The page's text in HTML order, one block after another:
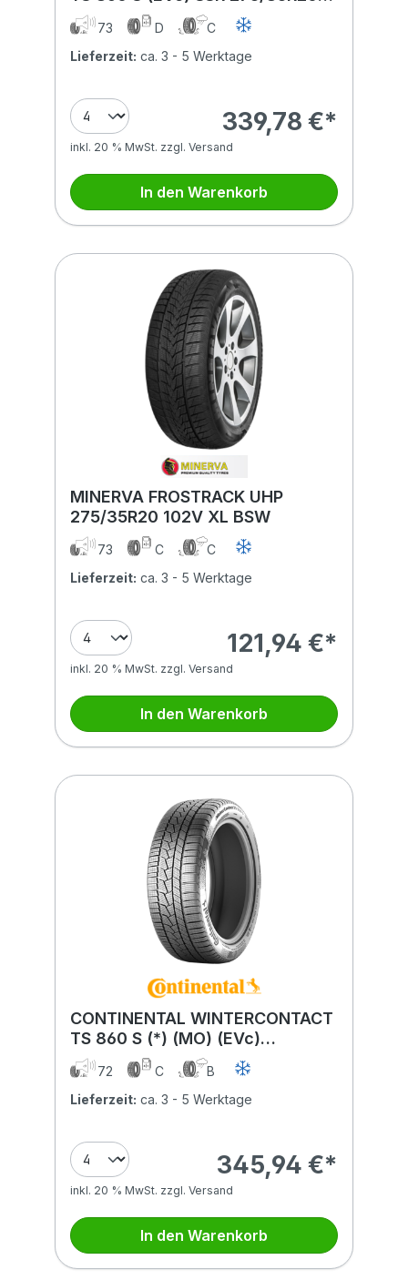
102V (EVc) SSR XL FR BSW
73 D
C
Lieferzeit: ca. 3 - 5 Werktage
339,78 €*
inkl. 20 % MwSt. zzgl. Versand
In den Warenkorb
MINERVA FROSTRACK UHP
275/35R20 102V XL BSW
73 C
C
Lieferzeit: ca. 3 - 5 Werktage
121,94 €*
inkl. 20 % MwSt. zzgl. Versand
In den Warenkorb
CONTINENTAL WINTERCONTACT
TS 860 S (*) (MO) (EVc)
275/35R20 102V (*) (MO) (EVc)
XL BSW
72 C
B
Lieferzeit: ca. 3 - 5 Werktage
345,94 €*
inkl. 20 % MwSt. zzgl. Versand
In den Warenkorb